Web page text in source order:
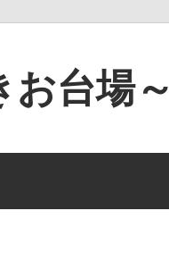
台場～